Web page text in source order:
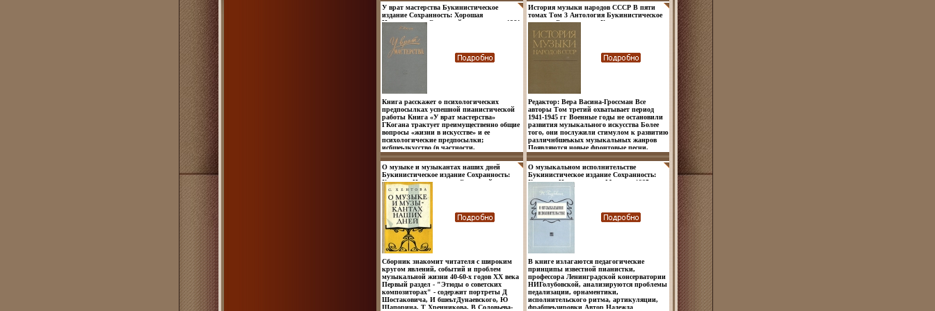
Показано, что рождение джаза в США
было предопределено предпосылками
развития музыки в США, резко
отличающегося от обычного для Европы
африканской и европейсковжхбпй культур,
с особенностями социальной истории
Америки В центре книги вопрос о том,
почему музыка, возникшая в
Валентина Конен.
У врат мастерства Букинистическое
издание Сохранность: Хорошая
Издательство: Советский композитор, 1961
г Твердый переплет, 116 стр Тираж: 10000
экз Формат: 84x108/32 (~130х205 мм) инфо
13722y.
Книга расскажет о психологических
предпосылках успешной пианистической
работы Книга «У врат мастерства»
ГКогана трактует преимущественно общие
вопросы «жизни в искусстве» и ее
психологические предпосылки;
исбшеьдкусство (в частности,
исполнительское искусство)
рассматривается в ней как единое большое
целостное явление, и как раз в этом автор
видит одно из главных ее достоинств Автор
Григорий Коган.
О музыке и музыкантах наших дней
Букинистическое издание Сохранность:
Хорошая Издательство: Советский
композитор, 1976 г Твердый переплет, 360
стр Тираж: 10000 экз Формат: 60x84/16
(~143х205 мм) инфо 13727y.
Сборник знакомит читателя с широким
кругом явлений, событий и проблем
музыкальной жизни 40-60-х годов XX века
Первый раздел - "Этюды о советских
композиторах" - содержит портреты Д
Шостаковича, И бшеьтДунаевского, Ю
Шапорина, Т Хренникова, В Соловьева-
История музыки народов СССР В пяти
томах Том 3 Антология Букинистическое
издание Сохранность: Хорошая
Издательство: Советский композитор, 1972
г Твердый переплет, 542 стр Тираж: 11000
экз Формат: 70x90/16 (~170х215 мм) инфо
13724y.
Редактор: Вера Васина-Гроссман Все
авторы Том третий охватывает период
1941-1945 гг Военные годы не остановили
развития музыкального искусства Более
того, они послужили стимулом к развитию
различнбшеькых музыкальных жанров
Появляются новые фронтовые песни,
создаются симфонии, проходят концерты
художественной самодеятельности, широко
отмечаются события музыкального
искусства всенародного значения Война
стала основной темой этого сложного
времени Авторы (показать вжхвевсех
авторов) Нелли Шахназарова Борис
Ярустовский Михаил Тараканов.
О музыкальном исполнительстве
Букинистическое издание Сохранность:
Хорошая Издательство: Музыка, 1985 г
Мягкая обложка, 142 стр Тираж: 22000 экз
Формат: 60x90/16 (~145х217 мм) инфо
13728y.
В книге излагаются педагогические
принципы известной пианистки,
профессора Ленинградской консерватории
НИГолубовской, анализируются проблемы
педализации, орнаментики,
исполнительского ритма, артикуляции,
фрабшеьзировки Автор Надежда